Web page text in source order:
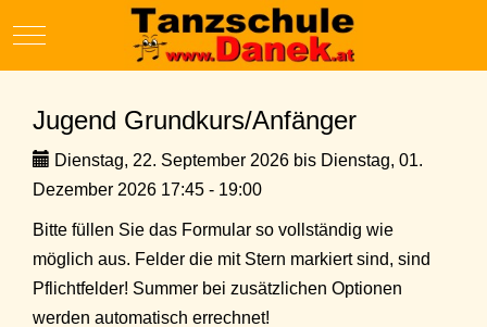
Mobile Menu Toggle
Jugend Grundkurs/Anfänger
Dienstag, 22. September 2026 bis Dienstag, 01.
Dezember 2026 17:45 - 19:00
Bitte füllen Sie das Formular so vollständig wie
möglich aus. Felder die mit Stern markiert sind, sind
Pflichtfelder! Summer bei zusätzlichen Optionen
werden automatisch errechnet!